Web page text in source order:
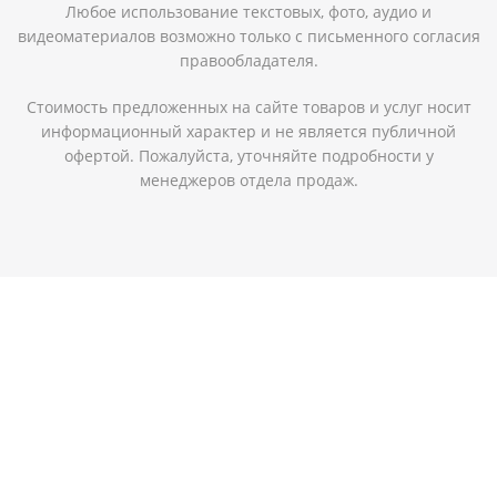
Любое использование текстовых, фото, аудио и
видеоматериалов возможно только с письменного согласия
правообладателя.
Стоимость предложенных на сайте товаров и услуг носит
информационный характер и не является публичной
офертой. Пожалуйста, уточняйте подробности у
менеджеров отдела продаж.